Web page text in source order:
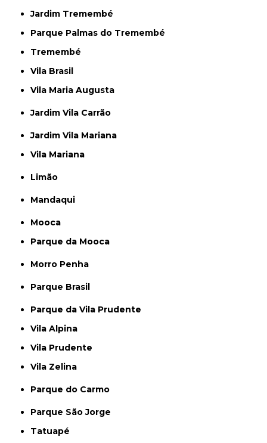
Jardim Tremembé
Parque Palmas do Tremembé
Tremembé
Vila Brasil
Vila Maria Augusta
Jardim Vila Carrão
Jardim Vila Mariana
Vila Mariana
Limão
Mandaqui
Mooca
Parque da Mooca
Morro Penha
Parque Brasil
Parque da Vila Prudente
Vila Alpina
Vila Prudente
Vila Zelina
Parque do Carmo
Parque São Jorge
Tatuapé